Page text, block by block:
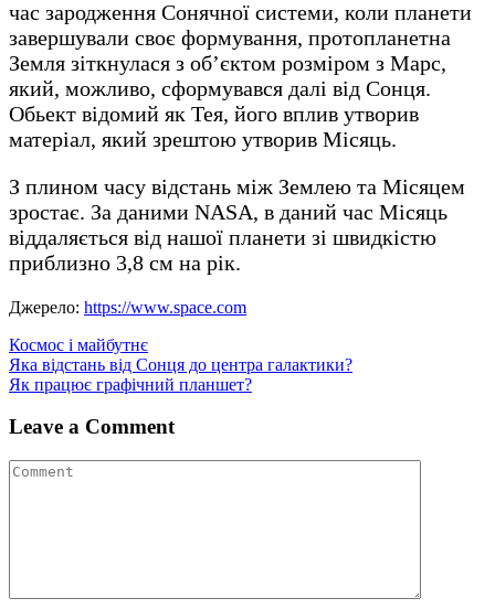
час зародження Сонячної системи, коли планети
завершували своє формування, протопланетна
Земля зіткнулася з об’єктом розміром з Марс,
який, можливо, сформувався далі від Сонця.
Обьект відомий як Тея, його вплив утворив
матеріал, який зрештою утворив Місяць.
З плином часу відстань між Землею та Місяцем
зростає. За даними NASA, в даний час Місяць
віддаляється від нашої планети зі швидкістю
приблизно 3,8 см на рік.
Джерело: https://www.space.com
Космос і майбутнє
Навігація
записів
Яка відстань від Сонця до центра галактики?
Як працює графічний планшет?
Leave a Comment